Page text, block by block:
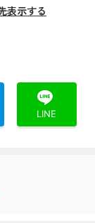
表示する
LINE